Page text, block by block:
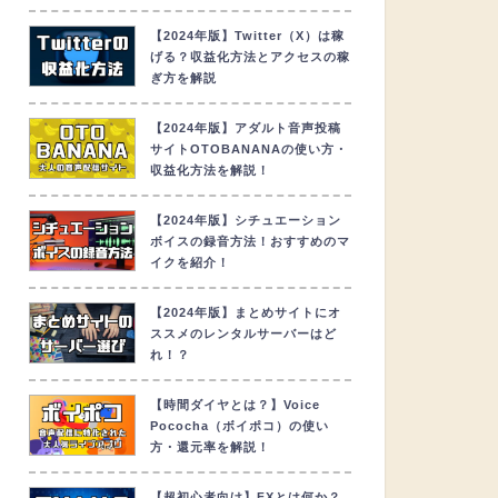
【2024年版】Twitter（X）は稼
げる？収益化方法とアクセスの稼
ぎ方を解説
【2024年版】アダルト音声投稿
サイトOTOBANANAの使い方・
収益化方法を解説！
【2024年版】シチュエーション
ボイスの録音方法！おすすめのマ
イクを紹介！
【2024年版】まとめサイトにオ
ススメのレンタルサーバーはど
れ！？
【時間ダイヤとは？】Voice
Pococha（ボイポコ）の使い
方・還元率を解説！